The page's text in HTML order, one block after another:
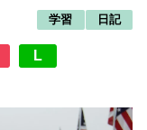
学習 日記
L